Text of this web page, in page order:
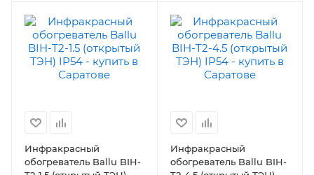
Инфракрасный
обогреватель Ballu BIH-
Инфракрасный
обогреватель Ballu BIH-